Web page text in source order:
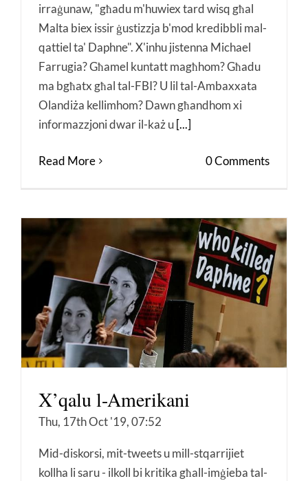
irraġunaw, "għadu m'huwiex tard wisq għal
Malta biex issir ġustizzja b'mod kredibbli mal-
qattiel ta' Daphne". X'inhu jistenna Michael
Farrugia? Għamel kuntatt magħhom? Għadu
ma bgħatx għal tal-FBI? U lil tal-Ambaxxata
Olandiża kellimhom? Dawn għandhom xi
informazzjoni dwar il-każ u [...]
Read More 0 Comments
X’qalu l-Amerikani
Thu, 17th Oct '19, 07:52
Mid-diskorsi, mit-tweets u mill-stqarrijiet
kollha li saru - ilkoll bi kritika għall-imġieba tal-